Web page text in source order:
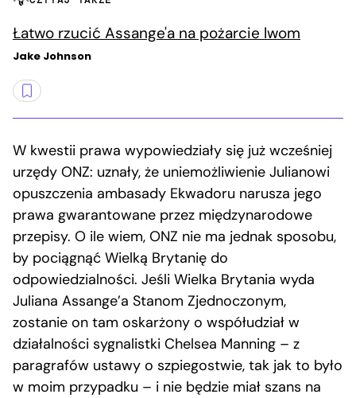
Łatwo rzucić Assange'a na pożarcie lwom
Jake Johnson
W kwestii prawa wypowiedziały się już wcześniej
urzędy ONZ: uznały, że uniemożliwienie Julianowi
opuszczenia ambasady Ekwadoru narusza jego
prawa gwarantowane przez międzynarodowe
przepisy. O ile wiem, ONZ nie ma jednak sposobu,
by pociągnąć Wielką Brytanię do
odpowiedzialności. Jeśli Wielka Brytania wyda
Juliana Assange’a Stanom Zjednoczonym,
zostanie on tam oskarżony o współudział w
działalności sygnalistki Chelsea Manning – z
paragrafów ustawy o szpiegostwie, tak jak to było
w moim przypadku – i nie będzie miał szans na